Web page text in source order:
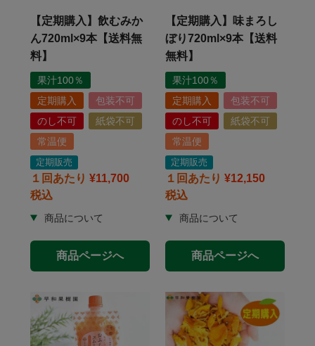
【定期購入】飲むみか
ん720ml×9本【送料無
料】
果汁100％
定期購入
包装不可
のし不可
紙袋不可
常温便
定期販売
１回あたり ¥11,700
税込
商品ページへ
【定期購入】味まろし
ぼり720ml×9本【送料
無料】
果汁100％
定期購入
包装不可
のし不可
紙袋不可
常温便
定期販売
１回あたり ¥12,150
税込
商品ページへ